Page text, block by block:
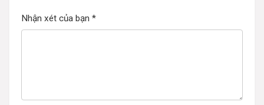
Nhận xét của bạn *